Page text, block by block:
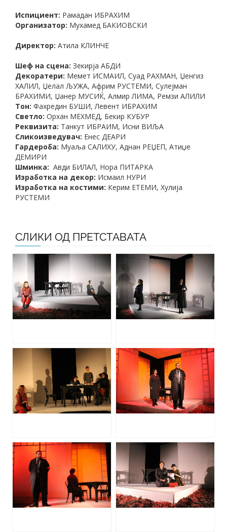
Испициент: Рамадан ИБРАХИМ
Организатор: Мухамед БАКИОВСКИ
Директор: Атила КЛИНЧЕ
Шеф на сцена: Зекирја АБДИ
Декоратери: Мемет ИСМАИЛ, Суад РАХМАН, Џенгиз
ХАЛИЛ, Џелал ЉУЖА, Африм РУСТЕМИ, Сулејман
БРАХИМИ, Џанер МУСИЌ, Алмир ЛИМА, Ремзи АЛИЛИ
Тон: Фахредин БУШИ, Левент ИБРАХИМ
Cветло: Орхан МЕХМЕД, Бекир КУБУР
Реквизита: Танкут ИБРАИМ, Исни ВИЉА
Сликоизведувач: Енес ДЕАРИ
Гардероба: Муаља САЛИХУ, Аднан РЕЏЕП, Атиџе
ДЕМИРИ
Шминка: Авди БИЛАЛ, Нора ПИТАРКА
Изработка на декор: Исмаил НУРИ
Изработка на костими: Керим ЕТЕМИ, Хулија
РУСТЕМИ
СЛИКИ ОД ПРЕТСТАВАТА